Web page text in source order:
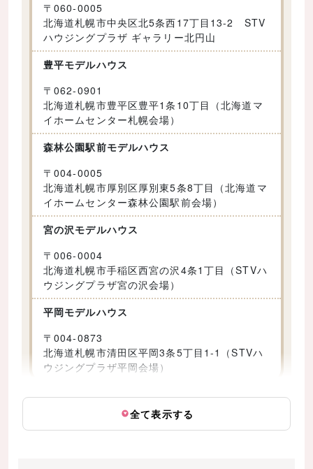
〒060-0005
北海道札幌市中央区北5条西17丁目13-2 STV
ハウジングプラザ ギャラリー北円山
豊平モデルハウス
〒062-0901
北海道札幌市豊平区豊平1条10丁目（北海道マ
イホームセンター札幌会場）
森林公園駅前モデルハウス
〒004-0005
北海道札幌市厚別区厚別東5条8丁目（北海道マ
イホームセンター森林公園駅前会場）
宮の沢モデルハウス
〒006-0004
北海道札幌市手稲区西宮の沢4条1丁目（STVハ
ウジングプラザ宮の沢会場）
平岡モデルハウス
〒004-0873
北海道札幌市清田区平岡3条5丁目1-1（STVハ
ウジングプラザ平岡会場）
全て表示する